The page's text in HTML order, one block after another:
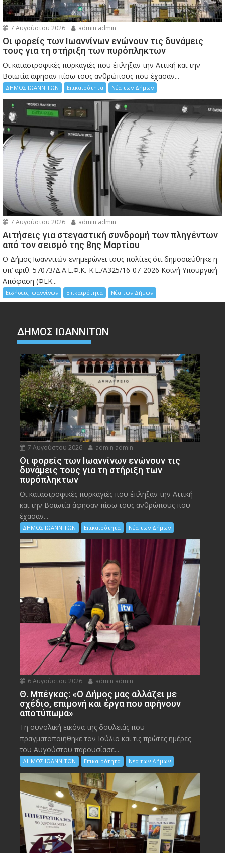
7 Αυγούστου 2026 admin admin
Οι φορείς των Ιωαννίνων ενώνουν τις δυνάμεις
τους για τη στήριξη των πυρόπληκτων
Οι καταστροφικές πυρκαγιές που έπληξαν την Αττική και την
Bοιωτία άφησαν πίσω τους ανθρώπους που έχασαν...
ΔΗΜΟΣ ΙΩΑΝΝΙΤΩΝ Επικαιρότητα Νέα των Δήμων
7 Αυγούστου 2026 admin admin
Αιτήσεις για στεγαστική συνδρομή των πληγέντων
από τον σεισμό της 8ης Μαρτίου
Ο Δήμος Ιωαννιτών ενημερώνει τους πολίτες ότι δημοσιεύθηκε η
υπ’ αριθ. 57073/Δ.Α.Ε.Φ.Κ.-Κ.Ε./Α325/16-07-2026 Κοινή Υπουργική
Απόφαση (ΦΕΚ...
Ειδήσεις Ιωαννίνων Επικαιρότητα Νέα των Δήμων
ΔΗΜΟΣ ΙΩΑΝΝΙΤΩΝ
7 Αυγούστου 2026 admin admin
Οι φορείς των Ιωαννίνων ενώνουν τις
δυνάμεις τους για τη στήριξη των
πυρόπληκτων
Οι καταστροφικές πυρκαγιές που έπληξαν την Αττική
και την Bοιωτία άφησαν πίσω τους ανθρώπους που
έχασαν...
ΔΗΜΟΣ ΙΩΑΝΝΙΤΩΝ Επικαιρότητα Νέα των Δήμων
6 Αυγούστου 2026 admin admin
Θ. Μπέγκας: «Ο Δήμος μας αλλάζει με
σχέδιο, επιμονή και έργα που αφήνουν
αποτύπωμα»
Τη συνολική εικόνα της δουλειάς που
πραγματοποιήθηκε τον Ιούλιο και τις πρώτες ημέρες
του Αυγούστου παρουσίασε...
ΔΗΜΟΣ ΙΩΑΝΝΙΤΩΝ Επικαιρότητα Νέα των Δήμων